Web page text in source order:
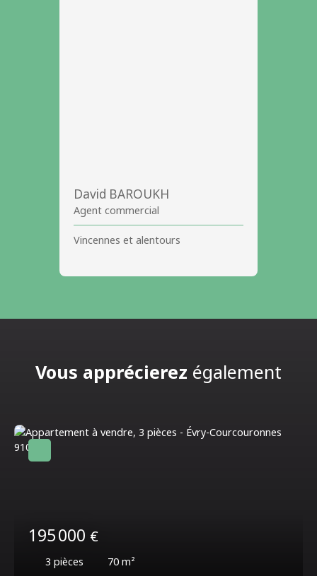
David BAROUKH
Agent commercial
Vincennes et alentours
Vous apprécierez également
195 000 €
3 pièces 70 m²